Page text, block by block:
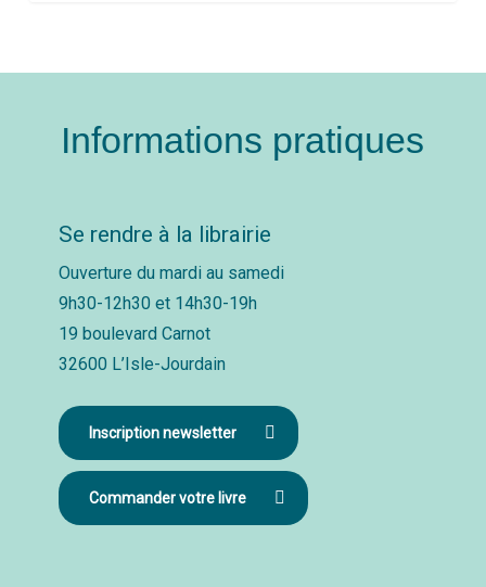
Informations pratiques
Se rendre à la librairie
Ouverture du mardi au samedi
9h30-12h30 et 14h30-19h
19 boulevard Carnot
32600 L’Isle-Jourdain
Inscription newsletter
Commander votre livre